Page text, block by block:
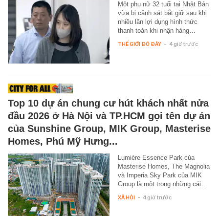
Một phụ nữ 32 tuổi tại Nhật Bản
vừa bị cảnh sát bắt giữ sau khi
nhiều lần lợi dụng hình thức
thanh toán khi nhận hàng…
THẾ GIỚI ĐÓ ĐÂY - 4 giờ trước
Top 10 dự án chung cư hút khách nhất nửa
đầu 2026 ở Hà Nội và TP.HCM gọi tên dự án
của Sunshine Group, MIK Group, Masterise
Homes, Phú Mỹ Hưng...
Lumière Essence Park của
Masterise Homes, The Magnolia
và Imperia Sky Park của MIK
Group là một trong những cái…
XÃ HỘI - 4 giờ trước